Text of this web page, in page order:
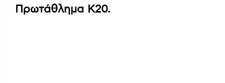
Πρωτάθλημα Κ20.